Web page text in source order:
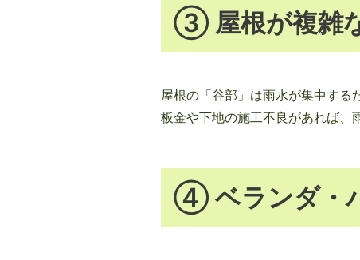
③ 屋根が複雑
屋根の「谷部」は雨水が集中する
板金や下地の施工不良があれば、
④ ベランダ・